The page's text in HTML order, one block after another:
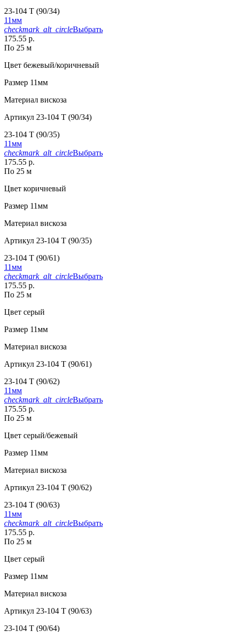
23-104 T (90/34)
11мм
checkmark_alt_circleВыбрать
175.55 р.
По 25 м
Цвет бежевый/коричневый
Размер 11мм
Материал вискоза
Артикул 23-104 T (90/34)
23-104 T (90/35)
11мм
checkmark_alt_circleВыбрать
175.55 р.
По 25 м
Цвет коричневый
Размер 11мм
Материал вискоза
Артикул 23-104 T (90/35)
23-104 T (90/61)
11мм
checkmark_alt_circleВыбрать
175.55 р.
По 25 м
Цвет серый
Размер 11мм
Материал вискоза
Артикул 23-104 T (90/61)
23-104 T (90/62)
11мм
checkmark_alt_circleВыбрать
175.55 р.
По 25 м
Цвет серый/бежевый
Размер 11мм
Материал вискоза
Артикул 23-104 T (90/62)
23-104 T (90/63)
11мм
checkmark_alt_circleВыбрать
175.55 р.
По 25 м
Цвет серый
Размер 11мм
Материал вискоза
Артикул 23-104 T (90/63)
23-104 T (90/64)